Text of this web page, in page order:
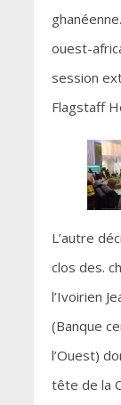
ouest-
session
Flagstaff
L’autre
clos des.
l’Ivoirien
(Banque
l’Ouest)
tête de la